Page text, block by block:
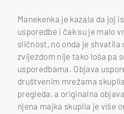
Manekenka je kazala da joj
usporedbe i čak su je malo
sličnost, no onda je shvatila
zvijezdom nije tako loša pa
usporedbama. Objava
društvenim mrežama
pregleda, a originalna
njena majka skupila je više